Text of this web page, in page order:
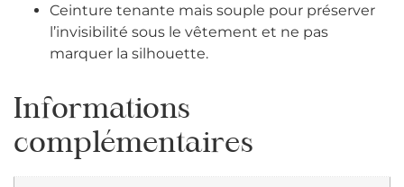
Ceinture tenante mais souple pour préserver
l’invisibilité sous le vêtement et ne pas
marquer la silhouette.
Informations
complémentaires